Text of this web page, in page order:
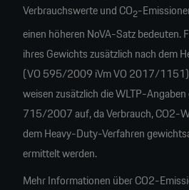
Verbrauchswerte und CO2-
einen höheren NoVA-Satz bedeuten.
ihres Gewichts zusätzlich nach dem
(VO 595/2009 iVm VO 2017/1151)
weisen zusätzlich die WLTP-
715/2007 auf, da Verbrauch, CO2-
dem Heavy-Duty-Verfahren
ermittelt werden.
Mehr Informationen über CO2-